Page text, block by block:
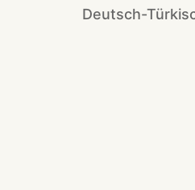
für
Deutsch-